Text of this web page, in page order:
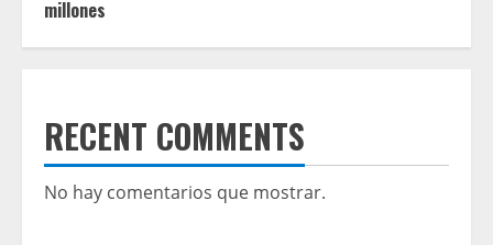
millones
RECENT COMMENTS
No hay comentarios que mostrar.